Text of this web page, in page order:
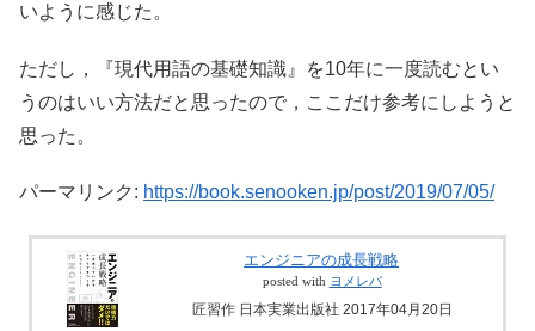
いように感じた。
ただし，『現代用語の基礎知識』を10年に一度読むとい
うのはいい方法だと思ったので，ここだけ参考にしようと
思った。
パーマリンク: https://book.senooken.jp/post/2019/07/05/
エンジニアの成長戦略
posted with ヨメレバ
匠習作 日本実業出版社 2017年04月20日